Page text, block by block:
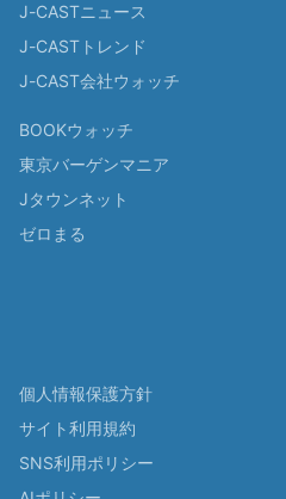
J-CASTニュース
J-CASTトレンド
J-CAST会社ウォッチ
BOOKウォッチ
東京バーゲンマニア
Jタウンネット
ゼロまる
個人情報保護方針
サイト利用規約
SNS利用ポリシー